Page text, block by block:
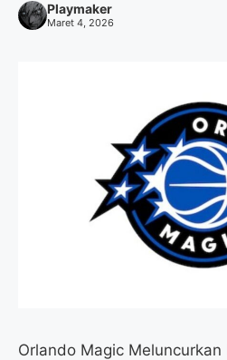
Playmaker
Maret 4, 2026
Orlando Magic Meluncurkan